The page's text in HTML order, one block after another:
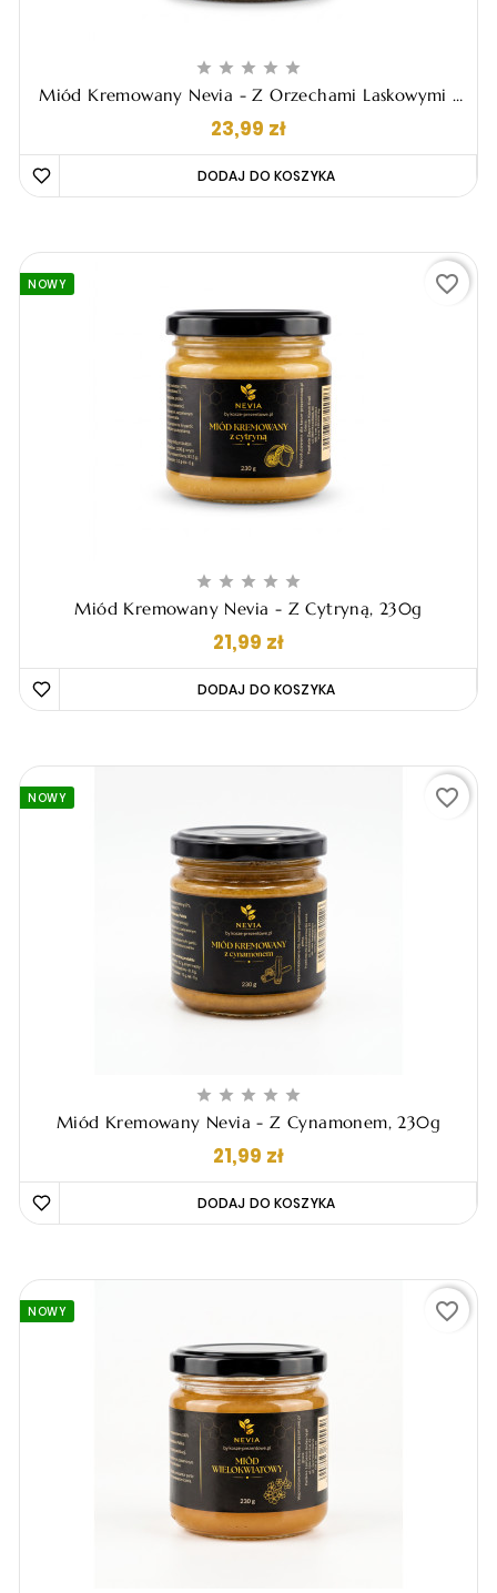
    
Miód Kremowany Nevia - Z Orzechami Laskowymi I
23,99 złCena
NOWY
    
Miód Kremowany Nevia - Z Cytryną, 230g
21,99 złCena
favorite_border
NOWY
    
Miód Kremowany Nevia - Z Cynamonem, 230g
21,99 złCena
favorite_border
NOWY favorite_border